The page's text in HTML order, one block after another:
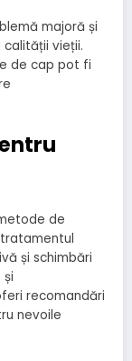
majoră și
vieții.
de cap pot fi
de
și schimbări
recomandări
nevoile